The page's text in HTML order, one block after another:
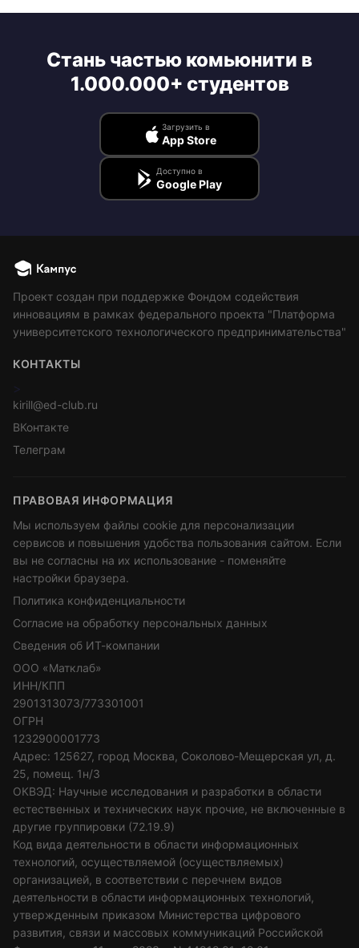
Стань частью комьюнити в
1.000.000+ студентов
Загрузить в
App Store
Доступно в
Google Play
Проект создан при поддержке Фондом содействия
инновациям в рамках федерального проекта "Платформа
университетского технологического предпринимательства"
КОНТАКТЫ
>
kirill@ed-club.ru
ВКонтакте
Телеграм
ПРАВОВАЯ ИНФОРМАЦИЯ
Мы используем файлы cookie для персонализации
сервисов и повышения удобства пользования сайтом. Если
вы не согласны на их использование - поменяйте
настройки браузера.
Политика конфиденциальности
Согласие на обработку персональных данных
Сведения об ИТ-компании
ООО «Матклаб»
ИНН/КПП
2901313073/773301001
ОГРН
1232900001773
Адрес: 125627, город Москва, Соколово-Мещерская ул, д.
25, помещ. 1н/3
ОКВЭД: Научные исследования и разработки в области
естественных и технических наук прочие, не включенные в
другие группировки (72.19.9)
Код вида деятельности в области информационных
технологий, осуществляемой (осуществляемых)
организацией, в соответствии с перечнем видов
деятельности в области информационных технологий,
утвержденным приказом Министерства цифрового
развития, связи и массовых коммуникаций Российской